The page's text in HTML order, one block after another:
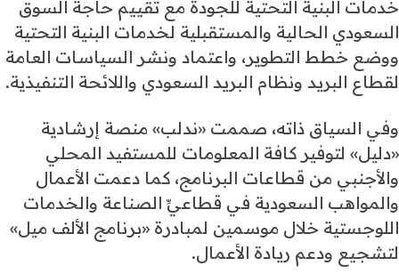
خدمات البنية التحتية للجودة مع تقييم حاجة السوق
السعودي الحالية والمستقبلية لخدمات البنية التحتية
ووضع خطط التطوير، واعتماد ونشر السياسات العامة
لقطاع البريد ونظام البريد السعودي واللائحة التنفيذية.
وفي السياق ذاته، صممت «ندلب» منصة إرشادية
«دليل» لتوفير كافة المعلومات للمستفيد المحلي
والأجنبي من قطاعات البرنامج، كما دعمت الأعمال
والمواهب السعودية في قطاعيِّ الصناعة والخدمات
اللوجستية خلال موسمين لمبادرة «برنامج الألف ميل»
لتشجيع ودعم ريادة الأعمال.